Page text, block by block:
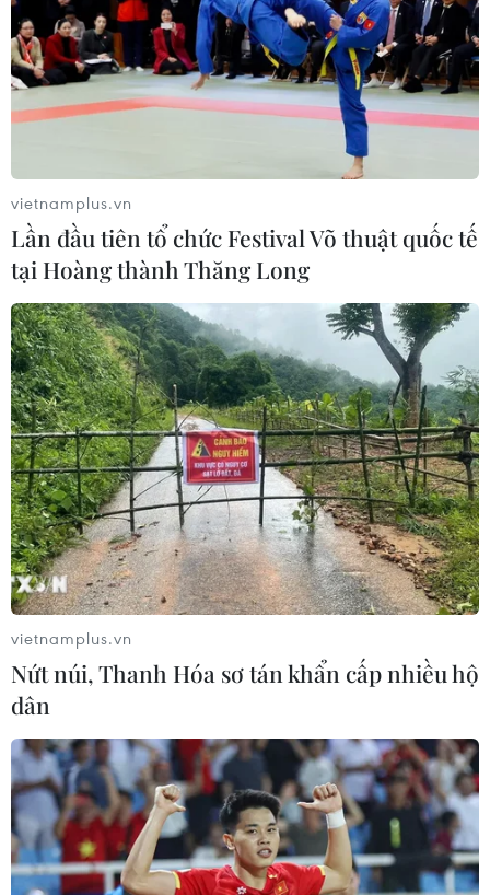
triển nhanh và bền vững
15/10/2020 11:24
Bí thư Tỉnh ủy Điện Biên khóa XIII nhấn mạnh, Đại hội
đại biểu Đảng bộ tỉnh Điện Biên lần thứ XIV khẳng định
quyết tâm phát huy truyền thống Điện Biên Phủ anh
hùng và sức mạnh đoàn kết các dân tộc...
vietnamplus.vn
Lần đầu tiên tổ chức Festival Võ thuật quốc tế
tại Hoàng thành Thăng Long
vietnamplus.vn
Nứt núi, Thanh Hóa sơ tán khẩn cấp nhiều hộ
dân